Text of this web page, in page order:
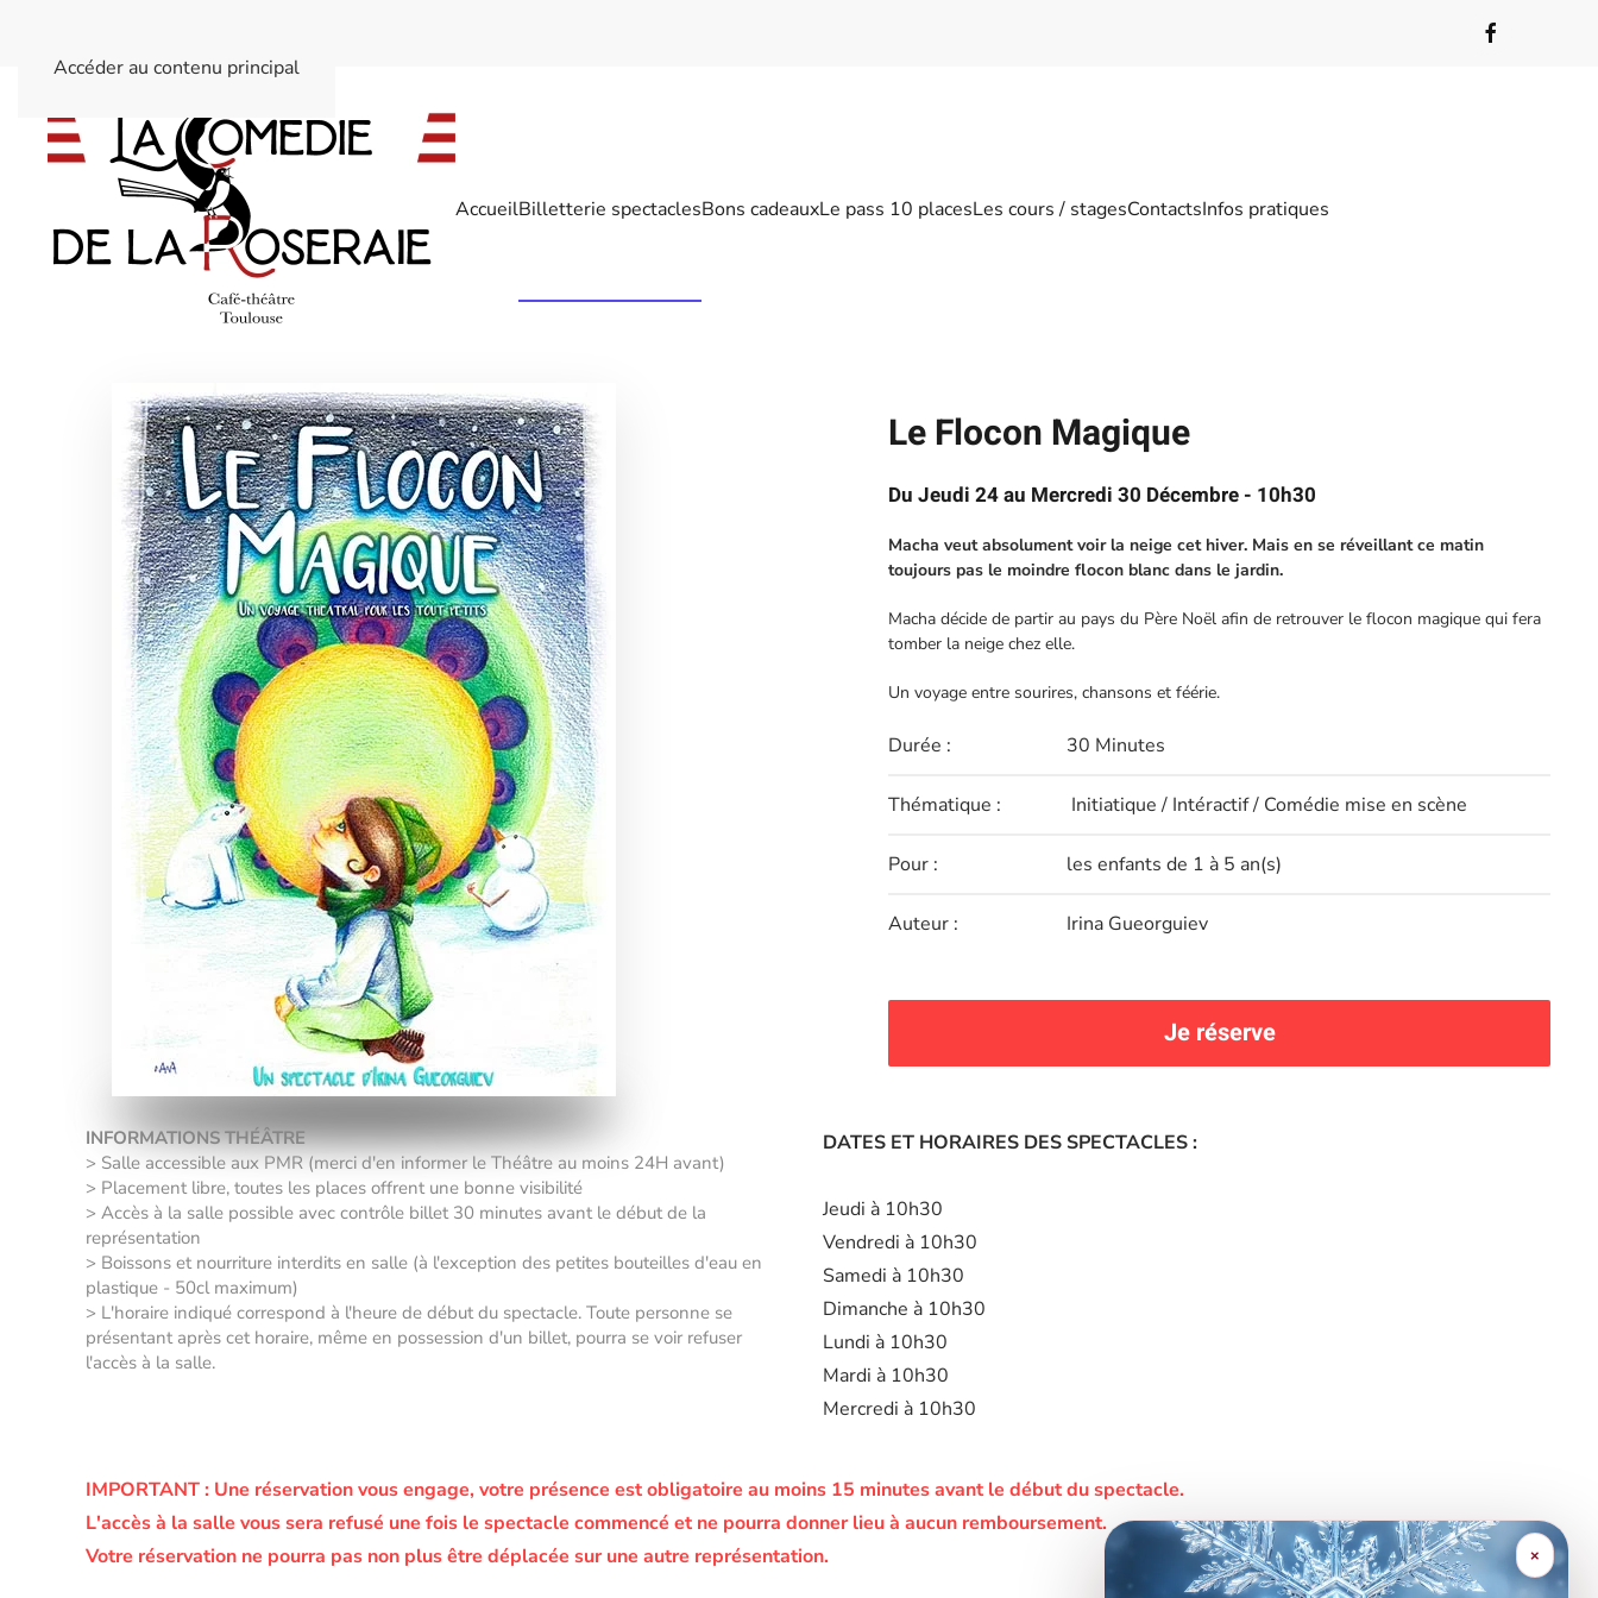
Accéder au contenu principal
AccueilBilletterie spectaclesBons cadeauxLe pass 10 placesLes cours / stagesContactsInfos pratiques
Le Flocon Magique
Du Jeudi 24 au Mercredi 30 Décembre - 10h30
Macha veut absolument voir la neige cet hiver. Mais en se réveillant ce matin
toujours pas le moindre flocon blanc dans le jardin.
Macha décide de partir au pays du Père Noël afin de retrouver le flocon magique qui fera
tomber la neige chez elle.
Un voyage entre sourires, chansons et féérie.
Durée : 30 Minutes
Thématique : Initiatique / Intéractif / Comédie mise en scène
Pour : les enfants de 1 à 5 an(s)
Auteur : Irina Gueorguiev
Je réserve
INFORMATIONS THÉÂTRE
> Salle accessible aux PMR (merci d'en informer le Théâtre au moins 24H avant)
> Placement libre, toutes les places offrent une bonne visibilité
> Accès à la salle possible avec contrôle billet 30 minutes avant le début de la
représentation
> Boissons et nourriture interdits en salle (à l'exception des petites bouteilles d'eau en
plastique - 50cl maximum)
> L'horaire indiqué correspond à l'heure de début du spectacle. Toute personne se
présentant après cet horaire, même en possession d'un billet, pourra se voir refuser
l'accès à la salle.
DATES ET HORAIRES DES SPECTACLES :
Jeudi à 10h30
Vendredi à 10h30
Samedi à 10h30
Dimanche à 10h30
Lundi à 10h30
Mardi à 10h30
Mercredi à 10h30
IMPORTANT : Une réservation vous engage, votre présence est obligatoire au moins 15 minutes avant le début du spectacle.
L'accès à la salle vous sera refusé une fois le spectacle commencé et ne pourra donner lieu à aucun remboursement.
Votre réservation ne pourra pas non plus être déplacée sur une autre représentation.
×